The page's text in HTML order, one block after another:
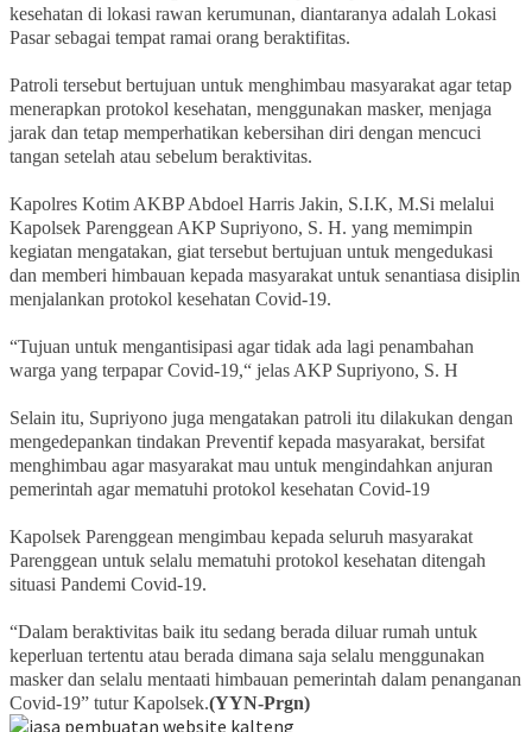
kesehatan di lokasi rawan kerumunan, diantaranya adalah Lokasi
Pasar sebagai tempat ramai orang beraktifitas.
Patroli tersebut bertujuan untuk menghimbau masyarakat agar tetap
menerapkan protokol kesehatan, menggunakan masker, menjaga
jarak dan tetap memperhatikan kebersihan diri dengan mencuci
tangan setelah atau sebelum beraktivitas.
Kapolres Kotim AKBP Abdoel Harris Jakin, S.I.K, M.Si melalui
Kapolsek Parenggean AKP Supriyono, S. H. yang memimpin
kegiatan mengatakan, giat tersebut bertujuan untuk mengedukasi
dan memberi himbauan kepada masyarakat untuk senantiasa disiplin
menjalankan protokol kesehatan Covid-19.
“Tujuan untuk mengantisipasi agar tidak ada lagi penambahan
warga yang terpapar Covid-19,“ jelas AKP Supriyono, S. H
Selain itu, Supriyono juga mengatakan patroli itu dilakukan dengan
mengedepankan tindakan Preventif kepada masyarakat, bersifat
menghimbau agar masyarakat mau untuk mengindahkan anjuran
pemerintah agar mematuhi protokol kesehatan Covid-19
Kapolsek Parenggean mengimbau kepada seluruh masyarakat
Parenggean untuk selalu mematuhi protokol kesehatan ditengah
situasi Pandemi Covid-19.
“Dalam beraktivitas baik itu sedang berada diluar rumah untuk
keperluan tertentu atau berada dimana saja selalu menggunakan
masker dan selalu mentaati himbauan pemerintah dalam penanganan
Covid-19” tutur Kapolsek.(YYN-Prgn)